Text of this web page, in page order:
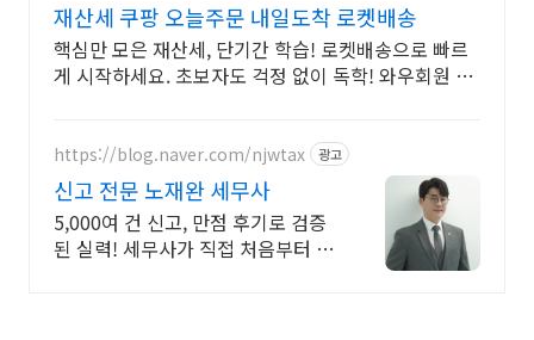
재산세 쿠팡 오늘주문 내일도착 로켓배송
핵심만 모은 재산세, 단기간 학습! 로켓배송으로 빠르
게 시작하세요. 초보자도 걱정 없이 독학! 와우회원 무
https://blog.naver.com/njwtax 광고
신고 전문 노재완 세무사
5,000여 건 신고, 만점 후기로 검증
된 실력! 세무사가 직접 처음부터 끝